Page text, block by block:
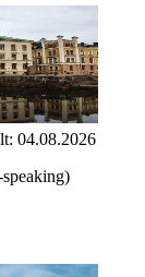
04.08.2026